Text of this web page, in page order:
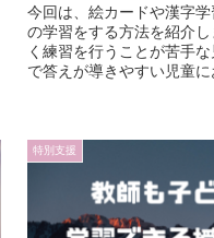
今回は、絵カードや漢字
の学習をする方法を紹介
く練習を行うことが苦手
で答えが導きやすい児童
特別支援